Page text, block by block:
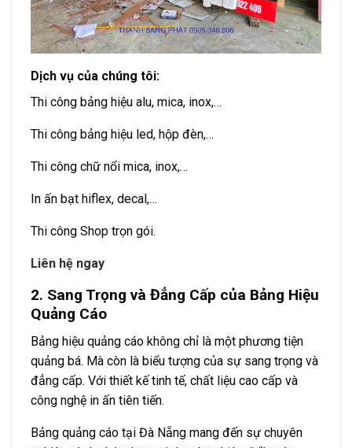
Dịch vụ của chúng tôi:
Thi công bảng hiệu alu, mica, inox,…
Thi công bảng hiệu led, hộp đèn,…
Thi công chữ nổi mica, inox,…
In ấn bạt hiflex, decal,…
Thi công Shop trọn gói.
Liên hệ ngay
2. Sang Trọng và Đẳng Cấp của Bảng Hiệu
Quảng Cáo
Bảng hiệu quảng cáo không chỉ là một phương tiện
quảng bá. Mà còn là biểu tượng của sự sang trọng và
đẳng cấp. Với thiết kế tinh tế, chất liệu cao cấp và
công nghệ in ấn tiên tiến.
Bảng quảng cáo tại Đà Nẵng mang đến sự chuyên